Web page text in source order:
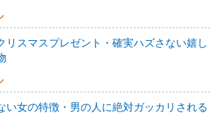
リスマスプレゼント・確実ハズさない嬉し
い女の特徴・男の人に絶対ガッカリされる